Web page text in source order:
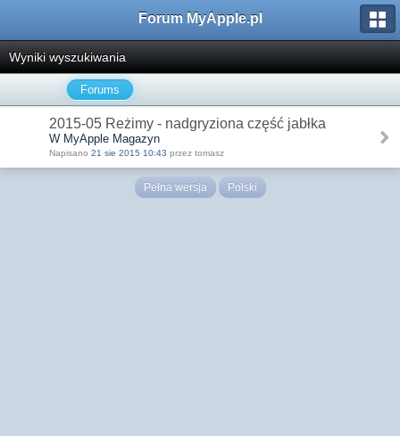
Forum MyApple.pl
Wyniki wyszukiwania
Forums
2015-05 Reżimy - nadgryziona część jabłka
W MyApple Magazyn
Napisano 21 sie 2015 10:43 przez tomasz
Pełna wersja Polski